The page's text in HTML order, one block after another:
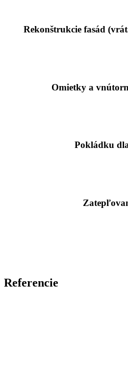
Rekonštrukcie fasád
Omietky a
Pokládku
Referencie